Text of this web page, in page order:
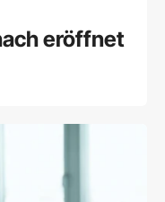
eröffnet